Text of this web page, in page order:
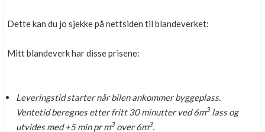
Dette kan du jo sjekke på nettsiden til blandeverket:
Mitt blandeverk har disse prisene:
Leveringstid starter når bilen ankommer byggeplass.
Ventetid beregnes etter fritt 30 minutter ved 6m3lass og
utvides med +5 min pr m3over 6m3.